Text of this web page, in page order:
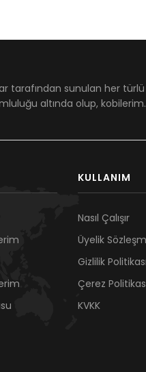
tarafından sunulan her
altında olup,
KULLANIM
Nasıl Çalışır
Üyelik
Gizlilik Politikası
Çerez
KVKK